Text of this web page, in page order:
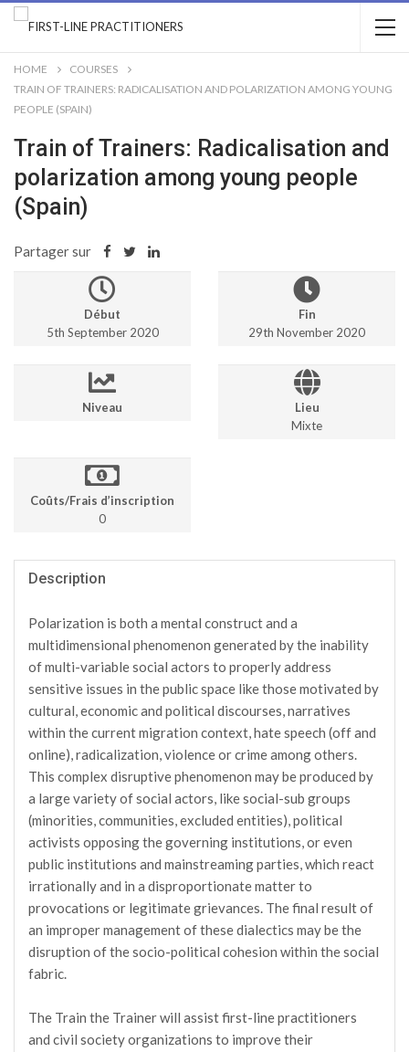
HOME
COURSES
TRAIN OF TRAINERS: RADICALISATION AND POLARIZATION AMONG YOUNG
PEOPLE (SPAIN)
Train of Trainers: Radicalisation and
polarization among young people
(Spain)
Partager sur
Début
5th September 2020
Fin
29th November 2020
Niveau
Lieu
Mixte
Coûts/Frais d’inscription
0
Description
Polarization is both a mental construct and a
multidimensional phenomenon generated by the inability
of multi-variable social actors to properly address
sensitive issues in the public space like those motivated by
cultural, economic and political discourses, narratives
within the current migration context, hate speech (off and
online), radicalization, violence or crime among others.
This complex disruptive phenomenon may be produced by
a large variety of social actors, like social-sub groups
(minorities, communities, excluded entities), political
activists opposing the governing institutions, or even
public institutions and mainstreaming parties, which react
irrationally and in a disproportionate matter to
provocations or legitimate grievances. The final result of
an improper management of these dialectics may be the
disruption of the socio-political cohesion within the social
fabric.
The Train the Trainer will assist first-line practitioners
and civil society organizations to improve their